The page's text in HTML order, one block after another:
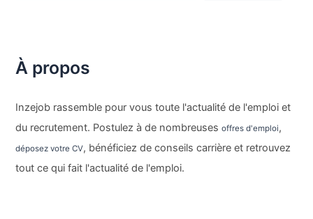
À propos
Inzejob rassemble pour vous toute l'actualité de l'emploi et
du recrutement. Postulez à de nombreusesoffres d'emploi,
déposez votre CV, bénéficiez de conseils carrière et retrouvez
tout ce qui fait l'actualité de l'emploi.